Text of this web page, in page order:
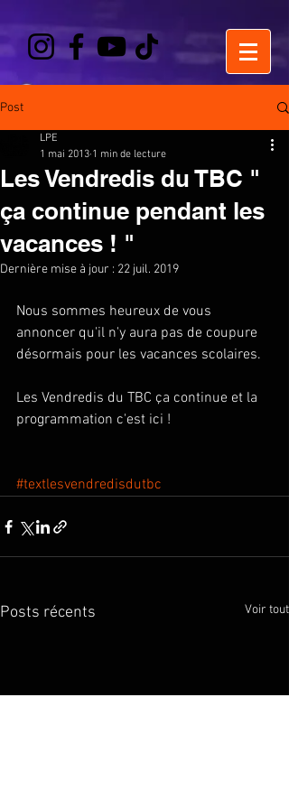
Post
Les Vendredis du TBC "
ça continue pendant les
vacances ! "
LPE
1 mai 2013 1 min de lecture
Dernière mise à jour : 22 juil. 2019
Nous sommes heureux de vous
annoncer qu'il n'y aura pas de coupure
désormais pour les vacances scolaires.
Les Vendredis du TBC ça continue et la
programmation c'est ici !
#textlesvendredisdutbc
Posts récents Voir tout